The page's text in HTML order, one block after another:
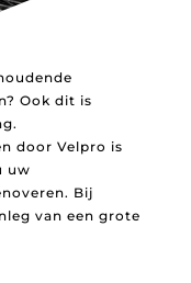
Ook dit is
door Velpro is
uw
Bij
van een grote